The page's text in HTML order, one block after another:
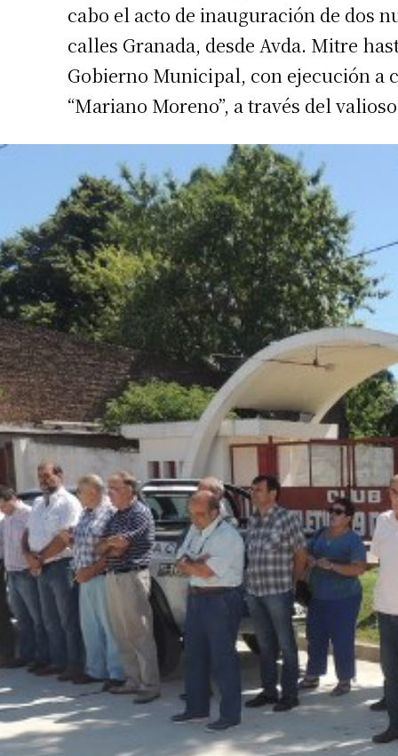
cabo el acto de inauguración de dos
calles Granada, desde Avda. Mitre
Gobierno Municipal, con ejecución a
“Mariano Moreno”, a través del